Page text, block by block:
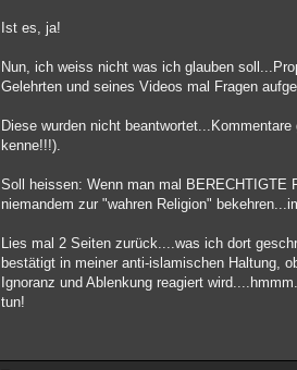
Ist es, ja!
Nun, ich weiss nicht was ich glauben
Gelehrten und seines Videos mal Fragen
Diese wurden nicht
kenne!!!).
Soll heissen: Wenn man mal BERECHTIGTE
niemandem zur "wahren Religion"
Lies mal 2 Seiten zurück....was ich dort
bestätigt in meiner anti-islamischen Haltung,
Ignoranz und Ablenkung reagiert
tun!